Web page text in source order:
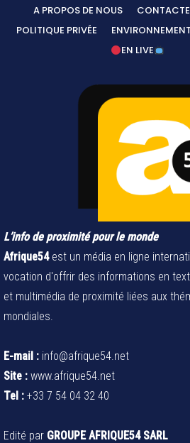
A PROPOS DE NOUS
POLITIQUE PRIVÉE
ENVIRONNEMENT
EN LIVE
L’info de proximité pour le monde
Afrique54est un média en ligne
vocation d'offrir des informations en
et multimédia de proximité liées aux
mondiales.
E-mail : info@afrique54.net
Site : www.afrique54.net
Tel : +33 7 54 04 32 40
Edité par GROUPE AFRIQUE54 SARL